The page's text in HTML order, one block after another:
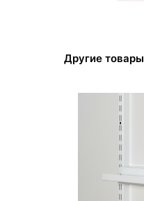
Другие товары